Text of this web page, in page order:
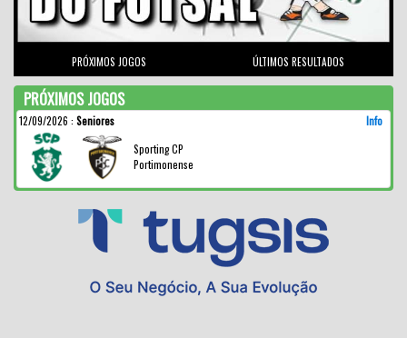
PRÓXIMOS JOGOS ÚLTIMOS RESULTADOS
PRÓXIMOS JOGOS
12/09/2026 : Seniores
Info
Sporting CP
Portimonense